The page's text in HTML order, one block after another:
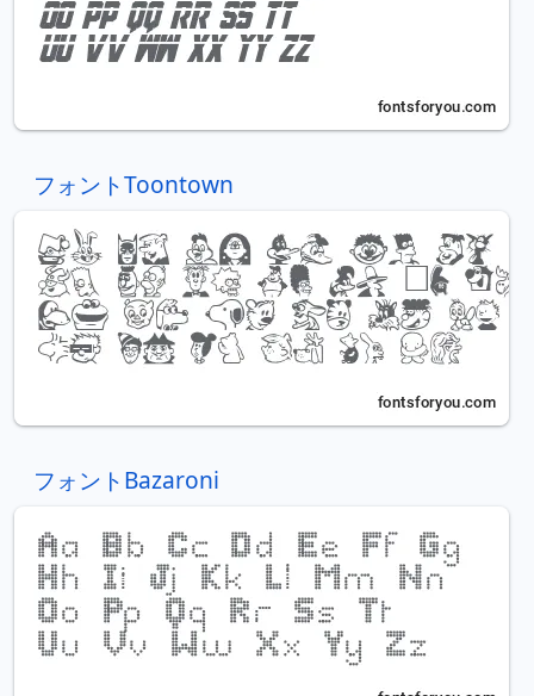
フォントToontown
フォントBazaroni